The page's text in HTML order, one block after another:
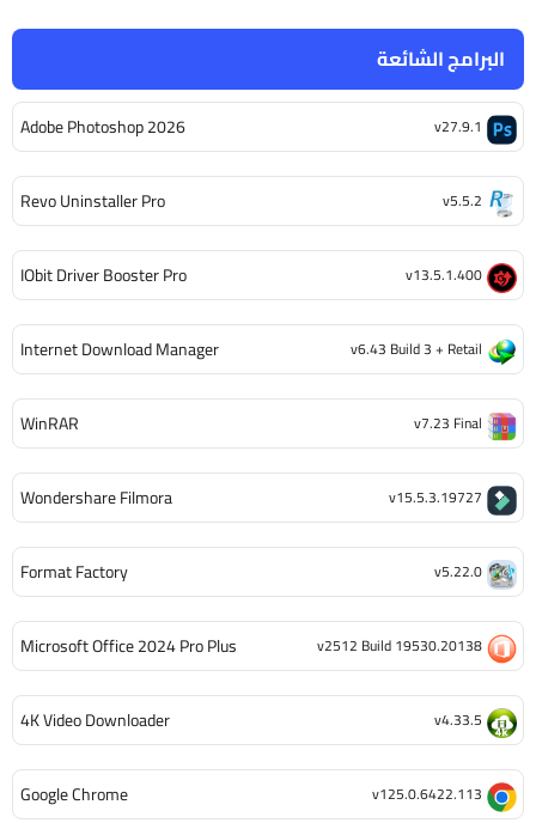
البرامج الشائعة
Adobe Photoshop 2026 v27.9.1
Revo Uninstaller Pro v5.5.2
IObit Driver Booster Pro v13.5.1.400
Internet Download Manager v6.43 Build 3 + Retail
WinRAR v7.23 Final
Wondershare Filmora v15.5.3.19727
Format Factory v5.22.0
Microsoft Office 2024 Pro Plus v2512 Build 19530.20138
4K Video Downloader v4.33.5
Google Chrome v125.0.6422.113